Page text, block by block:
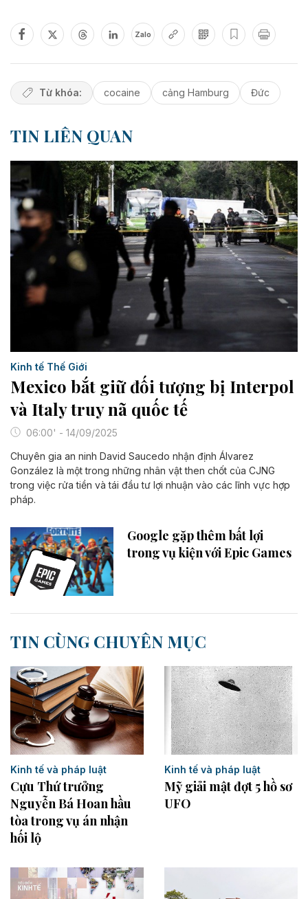
Zalo
Từ khóa: cocaine cảng Hamburg Đức
TIN LIÊN QUAN
Kinh tế Thế Giới
Mexico bắt giữ đối tượng bị Interpol
và Italy truy nã quốc tế
06:00' - 14/09/2025
Chuyên gia an ninh David Saucedo nhận định Álvarez
González là một trong những nhân vật then chốt của CJNG
trong việc rửa tiền và tái đầu tư lợi nhuận vào các lĩnh vực hợp
pháp.
Google gặp thêm bất lợi
trong vụ kiện với Epic Games
TIN CÙNG CHUYÊN MỤC
Kinh tế và pháp luật
Cựu Thứ trưởng
Nguyễn Bá Hoan hầu
tòa trong vụ án nhận
hối lộ
Kinh tế và pháp luật
Mỹ giải mật đợt 5 hồ sơ
UFO